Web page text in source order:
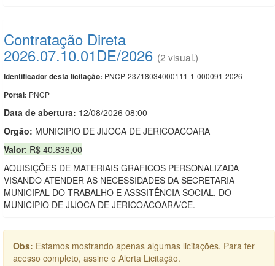
Contratação Direta
2026.07.10.01DE/2026 (2 visual.)
Identificador desta licitação: PNCP-23718034000111-1-000091-2026
Portal: PNCP
Data de abertura: 12/08/2026 08:00
Orgão: MUNICIPIO DE JIJOCA DE JERICOACOARA
Valor: R$ 40.836,00
AQUISIÇÕES DE MATERIAIS GRAFICOS PERSONALIZADA
VISANDO ATENDER AS NECESSIDADES DA SECRETARIA
MUNICIPAL DO TRABALHO E ASSSITÊNCIA SOCIAL, DO
MUNICIPIO DE JIJOCA DE JERICOACOARA/CE.
Obs: Estamos mostrando apenas algumas licitações. Para ter
acesso completo, assine o Alerta Licitação.